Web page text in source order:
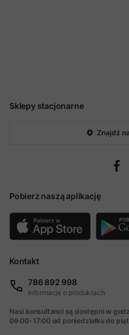
Sklepy stacjonarne
Znajdź
Pobierz naszą aplikację
Kontakt
786 892 998
Informacje o produktach
Nasi konsultanci są dostępni w
09:00-17:00 od poniedziałku do